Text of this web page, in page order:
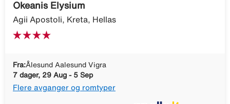
Okeanis Elysium
Agii Apostoli, Kreta, Hellas
Fra:Ålesund Aalesund Vigra
7 dager, 29 Aug - 5 Sep
Flere avganger og romtyper